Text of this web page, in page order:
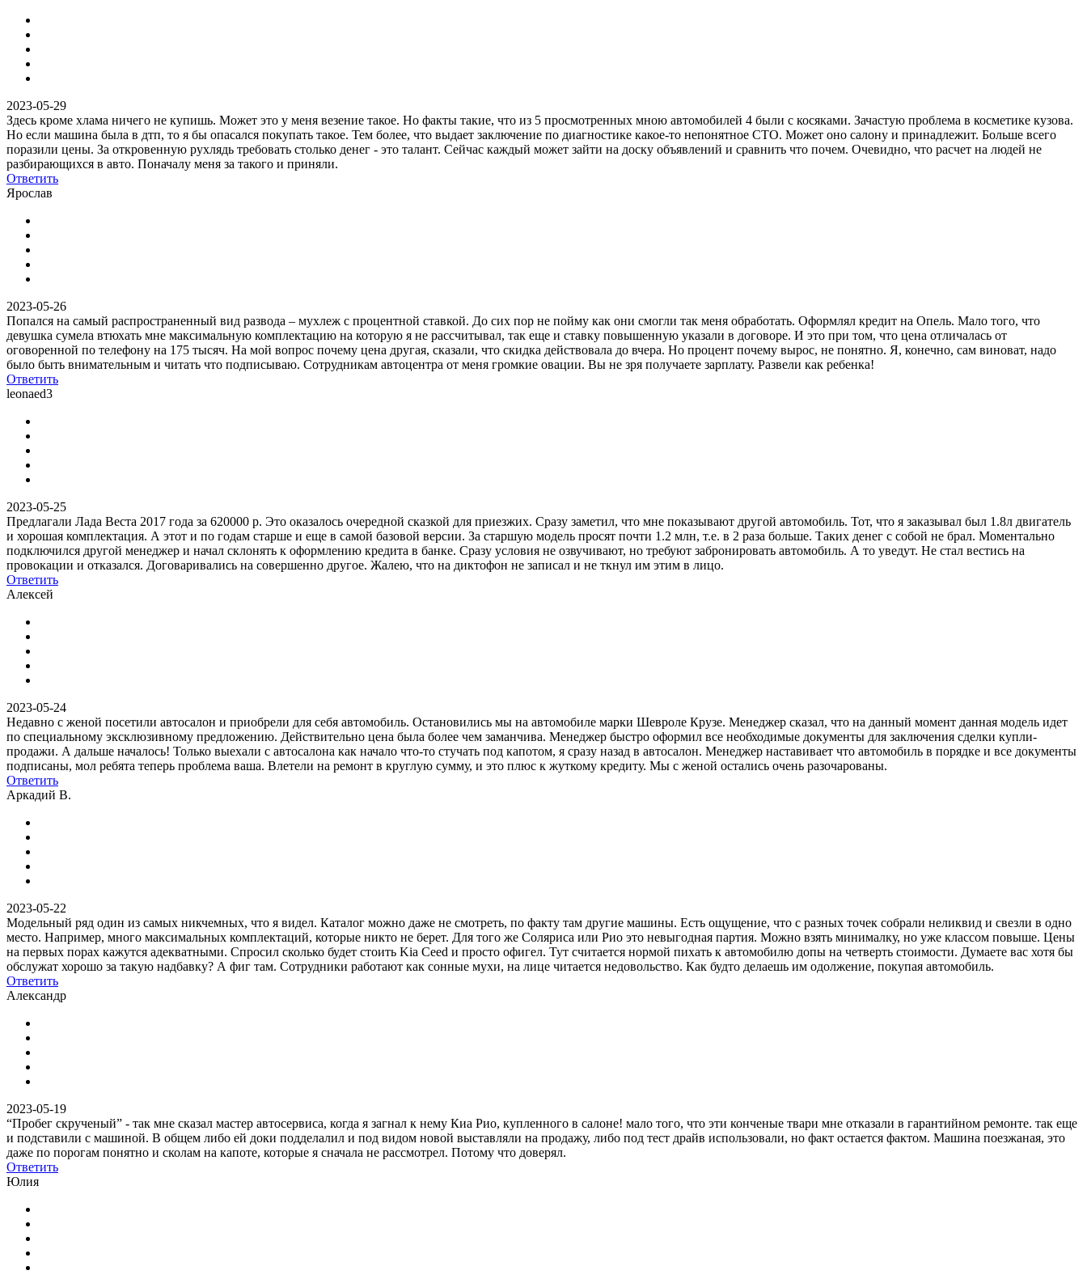
2023-05-29
Здесь кроме хлама ничего не купишь. Может это у меня везение такое. Но факты такие, что из 5 просмотренных мною автомобилей 4 были с косяками. Зачастую проблема в косметике кузова.
Но если машина была в дтп, то я бы опасался покупать такое. Тем более, что выдает заключение по диагностике какое-то непонятное СТО. Может оно салону и принадлежит. Больше всего
поразили цены. За откровенную рухлядь требовать столько денег - это талант. Сейчас каждый может зайти на доску объявлений и сравнить что почем. Очевидно, что расчет на людей не
разбирающихся в авто. Поначалу меня за такого и приняли.
Ответить
Ярослав
2023-05-26
Попался на самый распространенный вид развода – мухлеж с процентной ставкой. До сих пор не пойму как они смогли так меня обработать. Оформлял кредит на Опель. Мало того, что
девушка сумела втюхать мне максимальную комплектацию на которую я не рассчитывал, так еще и ставку повышенную указали в договоре. И это при том, что цена отличалась от
оговоренной по телефону на 175 тысяч. На мой вопрос почему цена другая, сказали, что скидка действовала до вчера. Но процент почему вырос, не понятно. Я, конечно, сам виноват, надо
было быть внимательным и читать что подписываю. Сотрудникам автоцентра от меня громкие овации. Вы не зря получаете зарплату. Развели как ребенка!
Ответить
leonaed3
2023-05-25
Предлагали Лада Веста 2017 года за 620000 р. Это оказалось очередной сказкой для приезжих. Сразу заметил, что мне показывают другой автомобиль. Тот, что я заказывал был 1.8л двигатель
и хорошая комплектация. А этот и по годам старше и еще в самой базовой версии. За старшую модель просят почти 1.2 млн, т.е. в 2 раза больше. Таких денег с собой не брал. Моментально
подключился другой менеджер и начал склонять к оформлению кредита в банке. Сразу условия не озвучивают, но требуют забронировать автомобиль. А то уведут. Не стал вестись на
провокации и отказался. Договаривались на совершенно другое. Жалею, что на диктофон не записал и не ткнул им этим в лицо.
Ответить
Алексей
2023-05-24
Недавно с женой посетили автосалон и приобрели для себя автомобиль. Остановились мы на автомобиле марки Шевроле Крузе. Менеджер сказал, что на данный момент данная модель идет
по специальному эксклюзивному предложению. Действительно цена была более чем заманчива. Менеджер быстро оформил все необходимые документы для заключения сделки купли-
продажи. А дальше началось! Только выехали с автосалона как начало что-то стучать под капотом, я сразу назад в автосалон. Менеджер наставивает что автомобиль в порядке и все документы
подписаны, мол ребята теперь проблема ваша. Влетели на ремонт в круглую сумму, и это плюс к жуткому кредиту. Мы с женой остались очень разочарованы.
Ответить
Аркадий В.
2023-05-22
Модельный ряд один из самых никчемных, что я видел. Каталог можно даже не смотреть, по факту там другие машины. Есть ощущение, что с разных точек собрали неликвид и свезли в одно
место. Например, много максимальных комплектаций, которые никто не берет. Для того же Соляриса или Рио это невыгодная партия. Можно взять минималку, но уже классом повыше. Цены
на первых порах кажутся адекватными. Спросил сколько будет стоить Kia Ceed и просто офигел. Тут считается нормой пихать к автомобилю допы на четверть стоимости. Думаете вас хотя бы
обслужат хорошо за такую надбавку? А фиг там. Сотрудники работают как сонные мухи, на лице читается недовольство. Как будто делаешь им одолжение, покупая автомобиль.
Ответить
Александр
2023-05-19
“Пробег скрученый” - так мне сказал мастер автосервиса, когда я загнал к нему Киа Рио, купленного в салоне! мало того, что эти конченые твари мне отказали в гарантийном ремонте. так еще
и подставили с машиной. В общем либо ей доки подделалил и под видом новой выставляли на продажу, либо под тест драйв использовали, но факт остается фактом. Машина поезжаная, это
даже по порогам понятно и сколам на капоте, которые я сначала не рассмотрел. Потому что доверял.
Ответить
Юлия